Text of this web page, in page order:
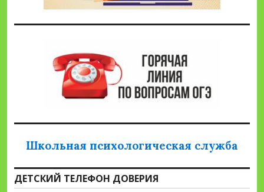
Школьная психологическая служба
ДЕТСКИЙ ТЕЛЕФОН ДОВЕРИЯ